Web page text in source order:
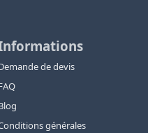
de devis
générales